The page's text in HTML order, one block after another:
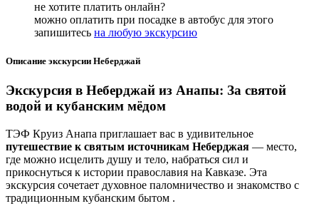
не хотите платить онлайн?
можно оплатить при посадке в автобус для этого
запишитесь на любую экскурсию
Описание экскурсии Неберджай
Экскурсия в Неберджай из Анапы: За святой
водой и кубанским мёдом
ТЭФ Круиз Анапа приглашает вас в удивительное
путешествие к святым источникам Неберджая — место,
где можно исцелить душу и тело, набраться сил и
прикоснуться к истории православия на Кавказе. Эта
экскурсия сочетает духовное паломничество и знакомство с
традиционным кубанским бытом .